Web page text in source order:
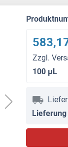
Zzgl.
100 μL